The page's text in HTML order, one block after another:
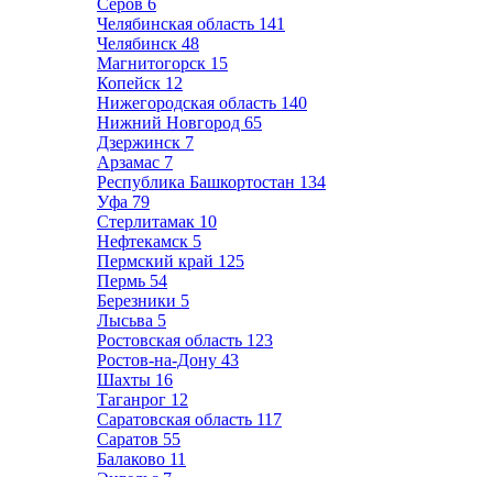
Серов 6
Челябинская область 141
Челябинск 48
Магнитогорск 15
Копейск 12
Нижегородская область 140
Нижний Новгород 65
Дзержинск 7
Арзамас 7
Республика Башкортостан 134
Уфа 79
Стерлитамак 10
Нефтекамск 5
Пермский край 125
Пермь 54
Березники 5
Лысьва 5
Ростовская область 123
Ростов-на-Дону 43
Шахты 16
Таганрог 12
Саратовская область 117
Саратов 55
Балаково 11